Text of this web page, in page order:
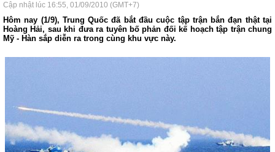
Cập nhật lúc 16:55, 01/09/2010 (GMT+7)
Hôm nay (1/9), Trung Quốc đã bắt đầu cuộc tập trận bắn đạn thật tại
Hoàng Hải, sau khi đưa ra tuyên bố phản đối kế hoạch tập trận chung
Mỹ - Hàn sắp diễn ra trong cùng khu vực này.